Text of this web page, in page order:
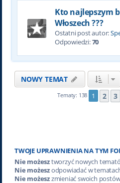
Kto najlepszym
Włoszech ???
Ostatni post autor:
Odpowiedzi:70
NOWY TEMAT
Tematy: 138 1 2 3
TWOJE UPRAWNIENIA NA TYM
Nie możesztworzyć nowych
Nie możeszodpowiadać w
Nie możeszzmieniać swoich